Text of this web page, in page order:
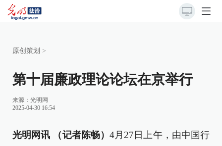
原创策划 >
第十届廉政理论论坛在京举行
来源： 光明网
2025-04-30 16:54
光明网讯 （记者陈畅）4月27日上午，由中国行